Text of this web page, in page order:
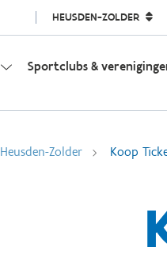
HEUSDEN-ZOLDER
Sportclubs &
Heusden-Zolder Koop